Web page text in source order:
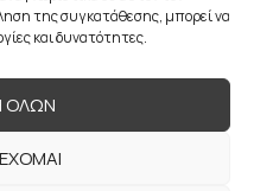
της συγκατάθεσης, μπορεί να
και δυνατότητες.
ΟΛΩΝ